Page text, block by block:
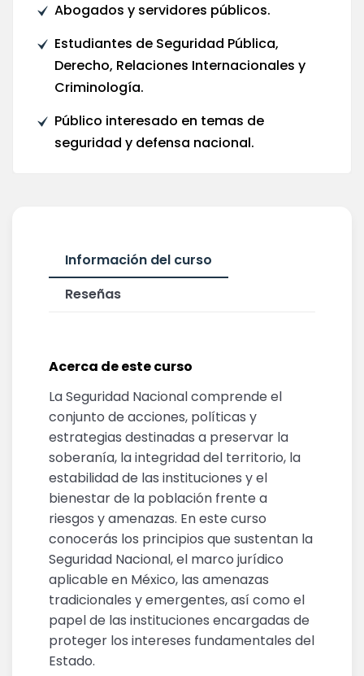
Información del curso
Reseñas
Acerca de este curso
La Seguridad Nacional comprende el
conjunto de acciones, políticas y
estrategias destinadas a preservar la
soberanía, la integridad del territorio, la
estabilidad de las instituciones y el
bienestar de la población frente a
riesgos y amenazas. En este curso
conocerás los principios que sustentan la
Seguridad Nacional, el marco jurídico
aplicable en México, las amenazas
tradicionales y emergentes, así como el
papel de las instituciones encargadas de
proteger los intereses fundamentales del
Estado.
Abogados y servidores públicos.
Estudiantes de Seguridad Pública,
Derecho, Relaciones Internacionales y
Criminología.
Público interesado en temas de
seguridad y defensa nacional.